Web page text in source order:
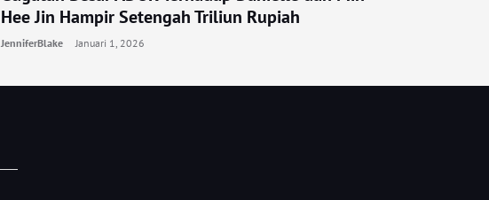
Hee Jin Hampir Setengah Triliun Rupiah
JenniferBlake Januari 1, 2026